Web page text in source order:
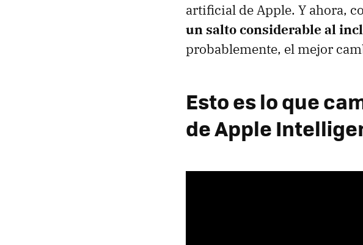
artificial de Apple. Y ahora,
un salto considerable al
probablemente, el mejor
Esto es lo que
de Apple